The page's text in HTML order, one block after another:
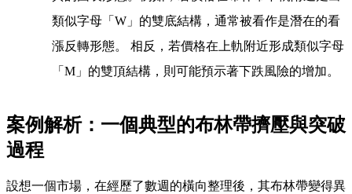
類似字母「W」的雙底結構，通常被看作是潛在的看
漲反轉形態。 相反，若價格在上軌附近形成類似字母
「M」的雙頂結構，則可能預示著下跌風險的增加。
案例解析：一個典型的布林帶擠壓與突破
過程
設想一個市場，在經歷了數週的橫向整理後，其布林帶變得異